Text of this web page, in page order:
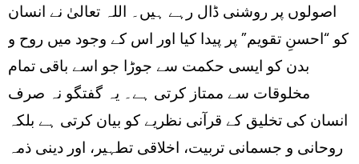
اصولوں پر روشنی ڈال رہے ہیں۔ اللہ تعالیٰ نے انسان
کو “احسنِ تقویم” پر پیدا کیا اور اس کے وجود میں روح و
بدن کو ایسی حکمت سے جوڑا جو اسے باقی تمام
مخلوقات سے ممتاز کرتی ہے۔ یہ گفتگو نہ صرف
انسان کی تخلیق کے قرآنی نظریے کو بیان کرتی ہے بلکہ
روحانی و جسمانی تربیت، اخلاقی تطہیر، اور دینی ذمہ
Awamil